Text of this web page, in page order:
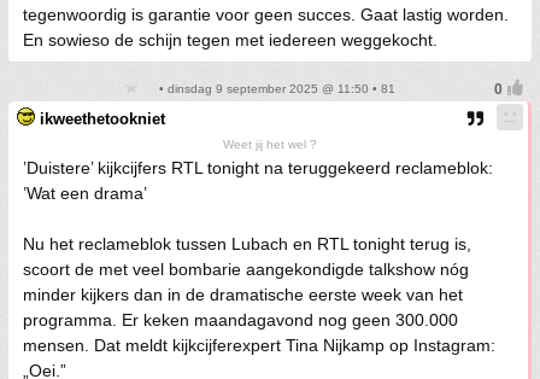
tegenwoordig is garantie voor geen succes. Gaat lastig worden.
En sowieso de schijn tegen met iedereen weggekocht.
• dinsdag 9 september 2025 @ 11:50 • 81
ikweethetookniet
Weet jij het wel ?
’Duistere’ kijkcijfers RTL tonight na teruggekeerd reclameblok:
’Wat een drama’
Nu het reclameblok tussen Lubach en RTL tonight terug is,
scoort de met veel bombarie aangekondigde talkshow nóg
minder kijkers dan in de dramatische eerste week van het
programma. Er keken maandagavond nog geen 300.000
mensen. Dat meldt kijkcijferexpert Tina Nijkamp op Instagram:
„Oei.”